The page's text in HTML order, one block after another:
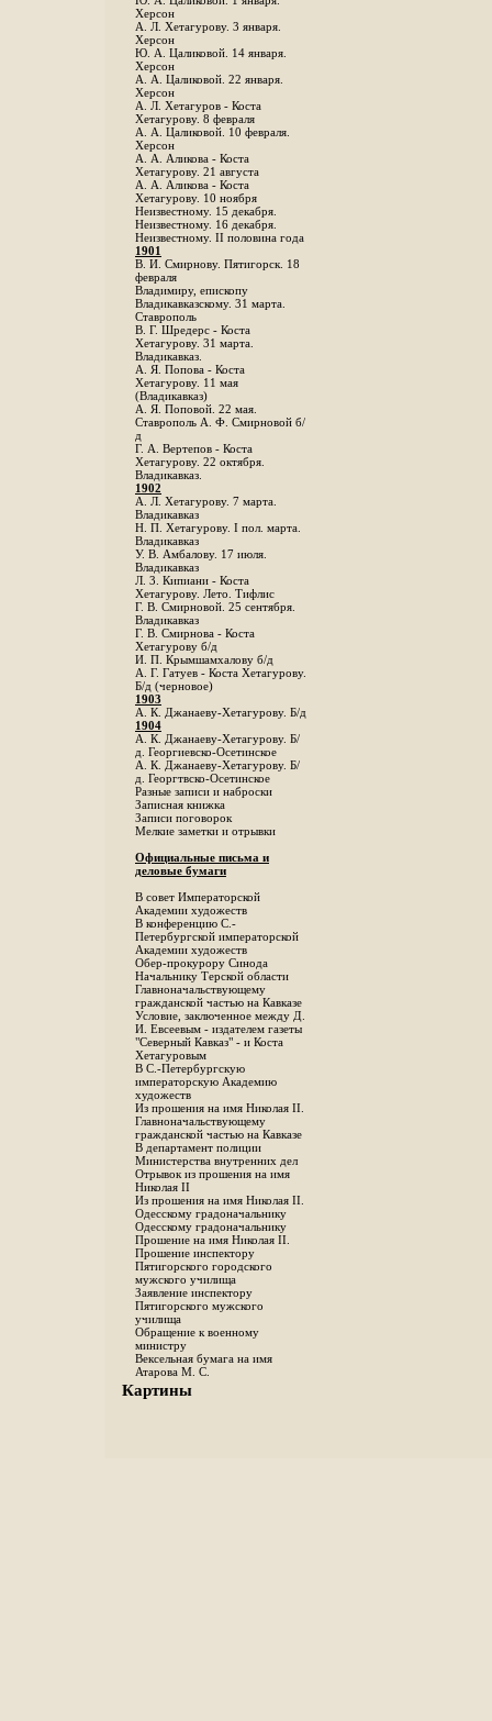
Херсон
А. Л. Хетагурову. 3 января.
Херсон
Ю. А. Цаликовой. 14 января.
Херсон
А. А. Цаликовой. 22 января.
Херсон
А. Л. Хетагуров - Коста
Хетагурову. 8 февраля
А. А. Цаликовой. 10 февраля.
Херсон
А. А. Аликова - Коста
Хетагурову. 21 августа
А. А. Аликова - Коста
Хетагурову. 10 ноября
Неизвестному. 15 декабря.
Неизвестному. 16 декабря.
Неизвестному. II половина года
1901
В. И. Смирнову. Пятигорск. 18
февраля
Владимиру, епископу
Владикавказскому. 31 марта.
Ставрополь
В. Г. Шредерс - Коста
Хетагурову. 31 марта.
Владикавказ.
А. Я. Попова - Коста
Хетагурову. 11 мая
(Владикавказ)
А. Я. Поповой. 22 мая.
Ставрополь А. Ф. Смирновой б/
д
Г. А. Вертепов - Коста
Хетагурову. 22 октября.
Владикавказ.
1902
А. Л. Хетагурову. 7 марта.
Владикавказ
Н. П. Хетагурову. I пол. марта.
Владикавказ
У. В. Амбалову. 17 июля.
Владикавказ
Л. 3. Кипиани - Коста
Хетагурову. Лето. Тифлис
Г. В. Смирновой. 25 сентября.
Владикавказ
Г. В. Смирнова - Коста
Хетагурову б/д
И. П. Крымшамхалову б/д
А. Г. Гатуев - Коста Хетагурову.
Б/д (черновое)
1903
А. К. Джанаеву-Хетагурову. Б/д
1904
А. К. Джанаеву-Хетагурову. Б/
д. Георгиевско-Осетинское
А. К. Джанаеву-Хетагурову. Б/
д. Георгтвско-Осетинское
Разные записи и наброски
Записная книжка
Записи поговорок
Мелкие заметки и отрывки
Официальные письма и
деловые бумаги
В совет Императорской
Академии художеств
В конференцию С.-
Петербургской императорской
Академии художеств
Обер-прокурору Синода
Начальнику Терской области
Главноначальствующему
гражданской частью на Кавказе
Условие, заключенное между Д.
И. Евсеевым - издателем газеты
"Северный Кавказ" - и Коста
Хетагуровым
В С.-Петербургскую
императорскую Академию
художеств
Из прошения на имя Николая II.
Главноначальствующему
гражданской частью на Кавказе
В департамент полиции
Министерства внутренних дел
Отрывок из прошения на имя
Николая II
Из прошения на имя Николая II.
Одесскому градоначальнику
Одесскому градоначальнику
Прошение на имя Николая II.
Прошение инспектору
Пятигорского городского
мужского училища
Заявление инспектору
Пятигорского мужского
училища
Обращение к военному
министру
Вексельная бумага на имя
Атарова М. С.
Картины